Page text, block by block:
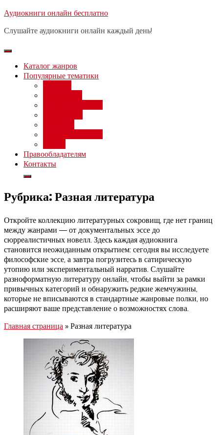
Перейти
содержимому
Аудиокниги онлайн бесплатно
Слушайте аудиокниги онлайн каждый день!
Каталог жанров
Популярные тематики
Правообладателям
Контакты
Рубрика:Разная литература
Откройте коллекцию литературных сокровищ, где нет границ
между жанрами — от документальных эссе до
сюрреалистичных новелл. Здесь каждая аудиокнига
становится неожиданным открытием: сегодня вы исследуете
философские эссе, а завтра погрузитесь в сатирическую
утопию или экспериментальный нарратив. Слушайте
разноформатную литературу онлайн, чтобы выйти за рамки
привычных категорий и обнаружить редкие жемчужины,
которые не вписываются в стандартные жанровые полки, но
расширяют ваше представление о возможностях слова.
Главная страница » Разная литература
Бесплатный вебинар: заработок
день